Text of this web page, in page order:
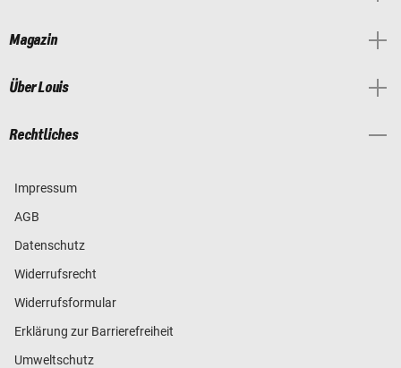
Magazin
Über Louis
Rechtliches
Impressum
AGB
Datenschutz
Widerrufsrecht
Widerrufsformular
Erklärung zur Barrierefreiheit
Umweltschutz